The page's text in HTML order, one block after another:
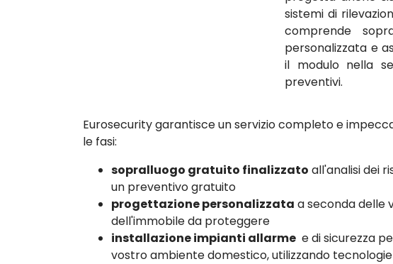
sistemi di
comprende
personalizzata e
il modulo nella
preventivi.
Eurosecurity garantisce un servizio completo e
le fasi:
sopralluogo gratuito finalizzato all'analisi dei
un preventivo gratuito
progettazione personalizzata a seconda delle
dell'immobile da proteggere
installazione impianti allarme e di sicurezza
vostro ambiente domestico, utilizzando